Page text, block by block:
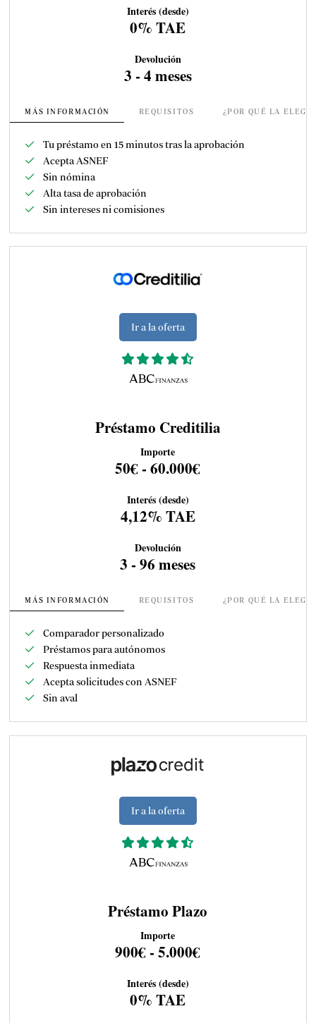
Interés (desde)
0% TAE
Devolución
3 - 4 meses
MÁS INFORMACIÓN REQUISITOS ¿POR QUÉ LA
Tu préstamo en 15 minutos tras la aprobación
Acepta ASNEF
Sin nómina
Alta tasa de aprobación
Sin intereses ni comisiones
Ir a la oferta
Préstamo Creditilia
Importe
50€ - 60.000€
Interés (desde)
4,12% TAE
Devolución
3 - 96 meses
MÁS INFORMACIÓN REQUISITOS ¿POR QUÉ LA
Comparador personalizado
Préstamos para autónomos
Respuesta inmediata
Acepta solicitudes con ASNEF
Sin aval
Ir a la oferta
Préstamo Plazo
Importe
900€ - 5.000€
Interés (desde)
0% TAE